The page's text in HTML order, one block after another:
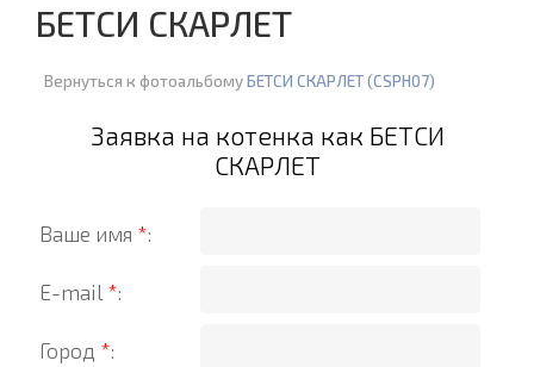
БЕТСИ СКАРЛЕТ
Вернуться к фотоальбомуБЕТСИ СКАРЛЕТ (CSPH07)
Заявка на котенка как БЕТСИ
СКАРЛЕТ
Ваше имя *:
E-mail *:
Город *: